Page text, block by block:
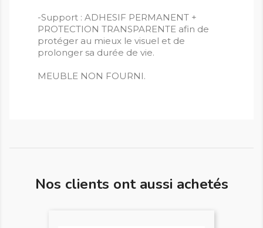
-Support : ADHESIF PERMANENT +
PROTECTION TRANSPARENTE afin de
protéger au mieux le visuel et de
prolonger sa durée de vie.
MEUBLE NON FOURNI.
Nos clients ont aussi achetés